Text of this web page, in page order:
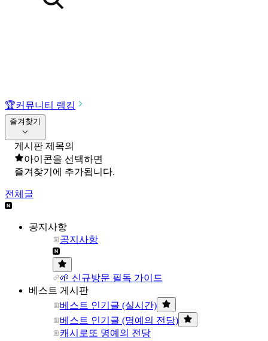
혈당 · 다이어트 음식 검색해보세요
🏆커뮤니티 랭킹
즐겨찾기
게시판 제목의
아이콘을 선택하면
즐겨찾기에 추가됩니다.
전체글
공지사항
공지사항
🌱 신규방문 필독 가이드
베스트 게시판
베스트 인기글 (실시간)
베스트 인기글 (명예의 전당)
캐시로또 명예의 전당